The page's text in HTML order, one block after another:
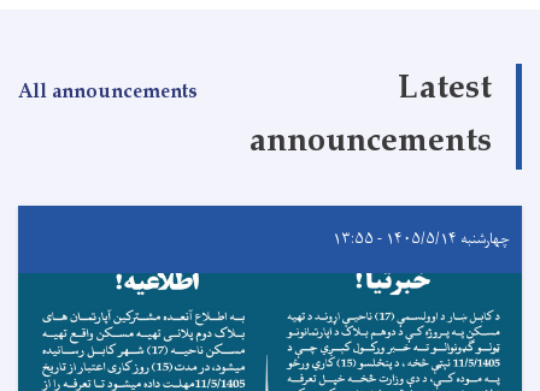
Latest
announcements
All announcements
چهارشنبه ۱۴۰۵/۵/۱۴ - ۱۳:۵۵